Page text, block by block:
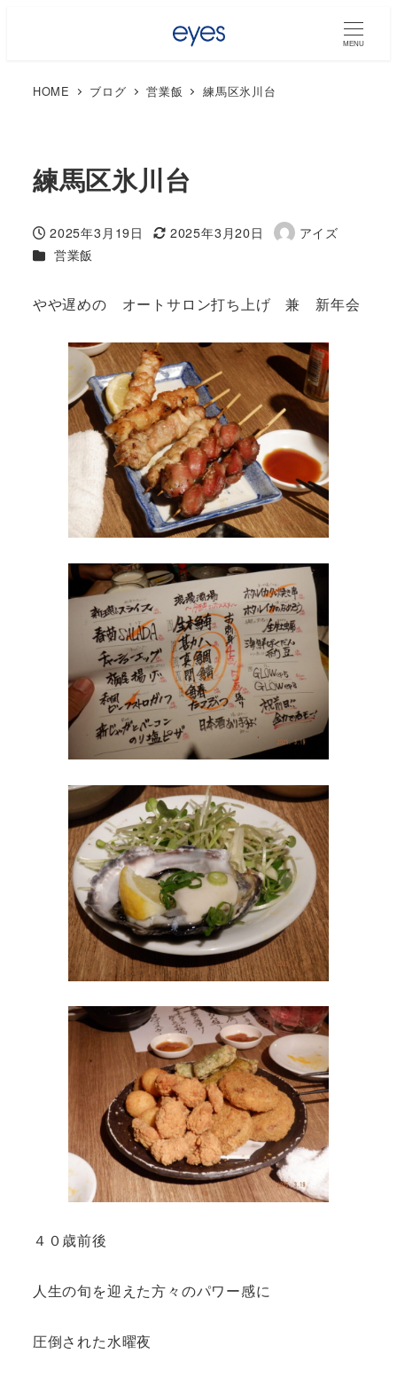
MENU
HOME ブログ 営業飯 練馬区氷川台
練馬区氷川台
投稿日
2025年3月19日
更新日
2025年3月20日
著
アイズ
カテゴリー
営業飯
やや遅めの オートサロン打ち上げ 兼 新年会
４０歳前後
人生の旬を迎えた方々のパワー感に
圧倒された水曜夜